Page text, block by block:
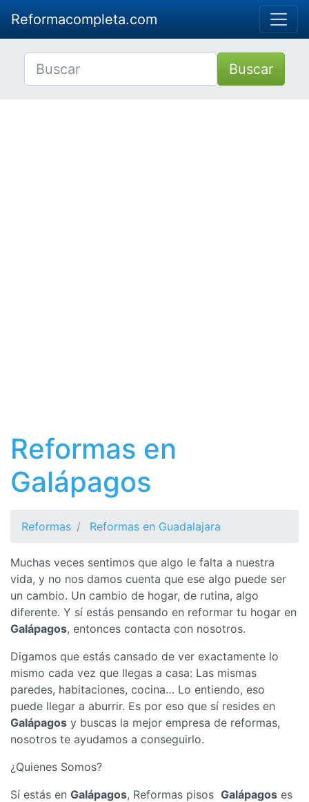
Reformacompleta.com
Buscar
Reformas en
Galápagos
Reformas Reformas en Guadalajara
Muchas veces sentimos que algo le falta a nuestra
vida, y no nos damos cuenta que ese algo puede ser
un cambio. Un cambio de hogar, de rutina, algo
diferente. Y sí estás pensando en reformar tu hogar en
Galápagos, entonces contacta con nosotros.
Digamos que estás cansado de ver exactamente lo
mismo cada vez que llegas a casa: Las mismas
paredes, habitaciones, cocina… Lo entiendo, eso
puede llegar a aburrir. Es por eso que sí resides en
Galápagos y buscas la mejor empresa de reformas,
nosotros te ayudamos a conseguirlo.
¿Quienes Somos?
Sí estás en Galápagos, Reformas pisos Galápagos es